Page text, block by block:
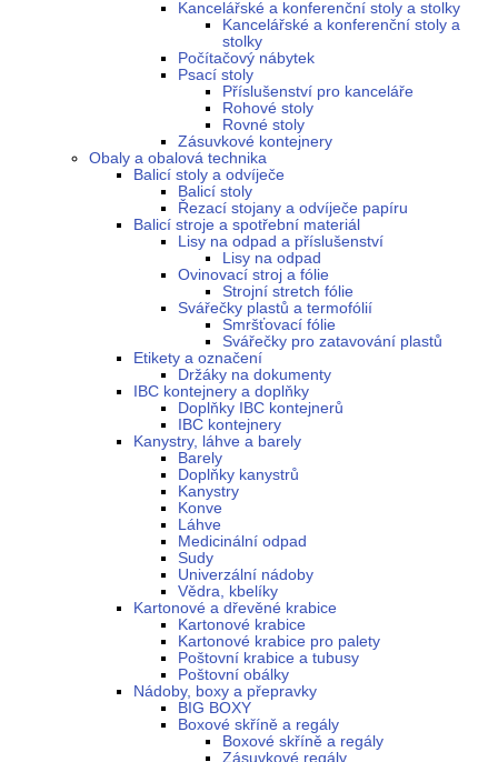
Kancelářské a konferenční stoly a stolky
Kancelářské a konferenční stoly a
stolky
Počítačový nábytek
Psací stoly
Příslušenství pro kanceláře
Rohové stoly
Rovné stoly
Zásuvkové kontejnery
Obaly a obalová technika
Balicí stoly a odvíječe
Balicí stoly
Řezací stojany a odvíječe papíru
Balicí stroje a spotřební materiál
Lisy na odpad a příslušenství
Lisy na odpad
Ovinovací stroj a fólie
Strojní stretch fólie
Svářečky plastů a termofólií
Smršťovací fólie
Svářečky pro zatavování plastů
Etikety a označení
Držáky na dokumenty
IBC kontejnery a doplňky
Doplňky IBC kontejnerů
IBC kontejnery
Kanystry, láhve a barely
Barely
Doplňky kanystrů
Kanystry
Konve
Láhve
Medicinální odpad
Sudy
Univerzální nádoby
Vědra, kbelíky
Kartonové a dřevěné krabice
Kartonové krabice
Kartonové krabice pro palety
Poštovní krabice a tubusy
Poštovní obálky
Nádoby, boxy a přepravky
BIG BOXY
Boxové skříně a regály
Boxové skříně a regály
Zásuvkové regály